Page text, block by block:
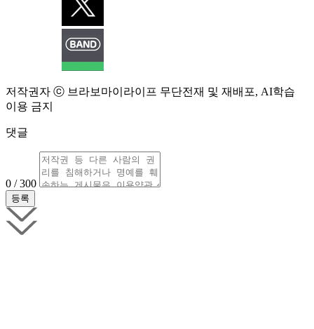
저작권자 ⓒ 브라보마이라이프 무단전재 및 재배포, AI학습
이용 금지
댓글
0 / 300